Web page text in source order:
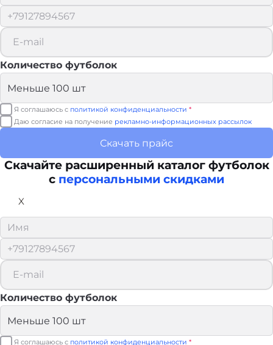
Количество футболок
Я соглашаюсь с политикой конфиденциальности *
Даю согласие на получение рекламно-информационных рассылок
Скачать прайс
Скачайте расширенный каталог футболок
с персональными скидками
X
Количество футболок
Я соглашаюсь с политикой конфиденциальности *